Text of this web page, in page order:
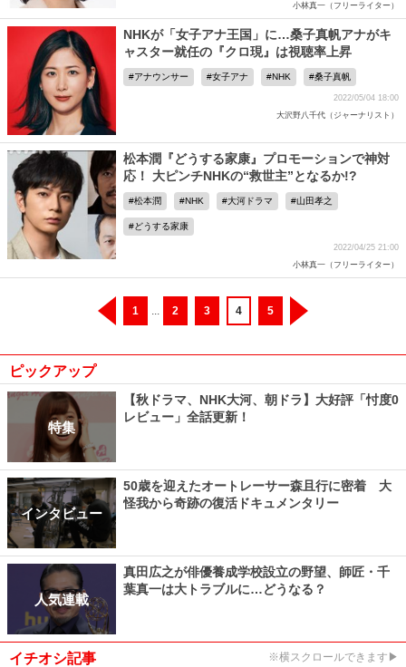
小林真一（フリーライター）
NHKが「女子アナ王国」に…桑子真帆アナがキ
ャスター就任の『クロ現』は視聴率上昇
アナウンサー 女子アナ NHK 桑子真帆
2022/05/04 18:00
大沢野八千代（ジャーナリスト）
松本潤『どうする家康』プロモーションで神対
応！ 大ピンチNHKの“救世主”となるか!?
松本潤 NHK 大河ドラマ 山田孝之
どうする家康
2022/04/25 21:00
小林真一（フリーライター）
1 ... 2 3 4 5
ピックアップ
特集
【秋ドラマ、NHK大河、朝ドラ】大好評「忖度0
レビュー」全話更新！
インタビュー
50歳を迎えたオートレーサー森且行に密着 大
怪我から奇跡の復活ドキュメンタリー
人気連載
真田広之が俳優養成学校設立の野望、師匠・千
葉真一は大トラブルに…どうなる？
イチオシ記事 ※横スクロールできます▶